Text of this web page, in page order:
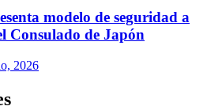
modelo de seguridad a
Consulado de Japón
2026